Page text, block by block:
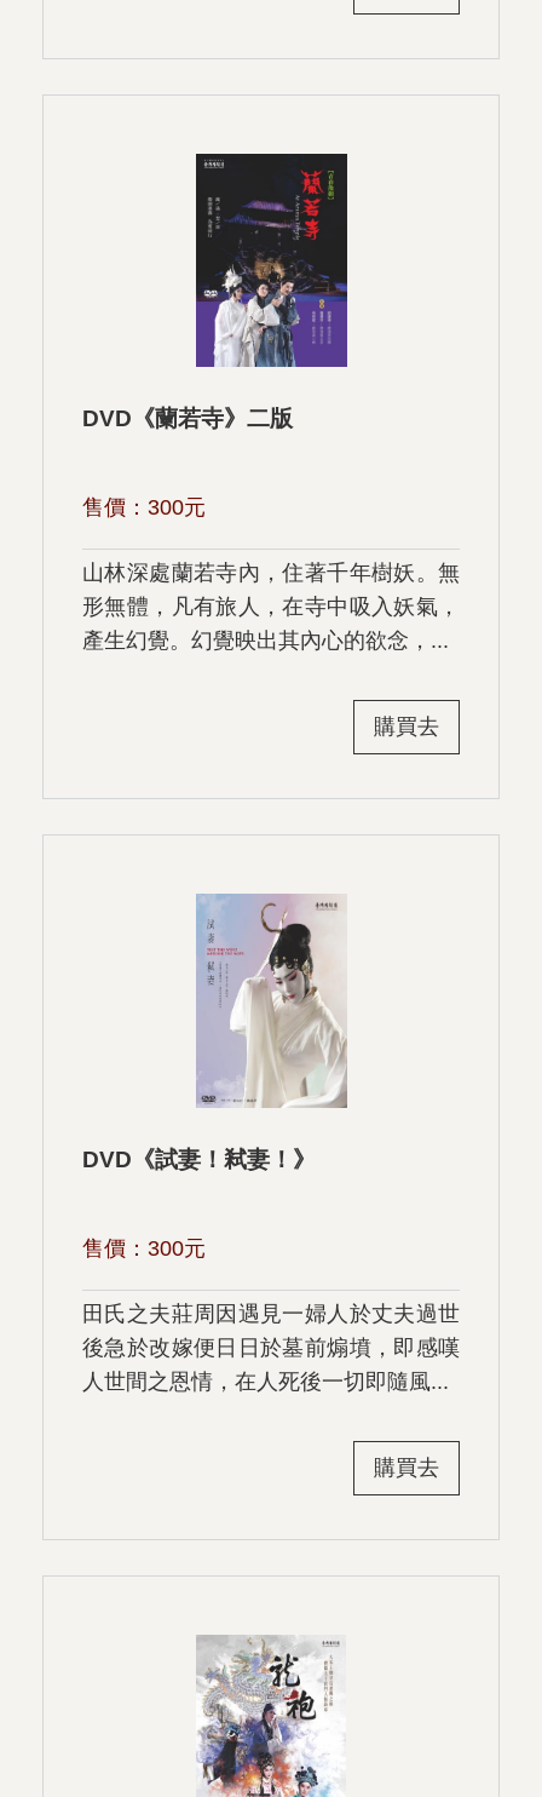
DVD《蘭若寺》二版
售價： 300元
山林深處蘭若寺內，住著千年樹妖。無
形無體，凡有旅人，在寺中吸入妖氣，
產生幻覺。幻覺映出其內心的欲念，...
購買去
DVD《試妻！弒妻！》
售價： 300元
田氏之夫莊周因遇見一婦人於丈夫過世
後急於改嫁便日日於墓前煽墳，即感嘆
人世間之恩情，在人死後一切即隨風...
購買去